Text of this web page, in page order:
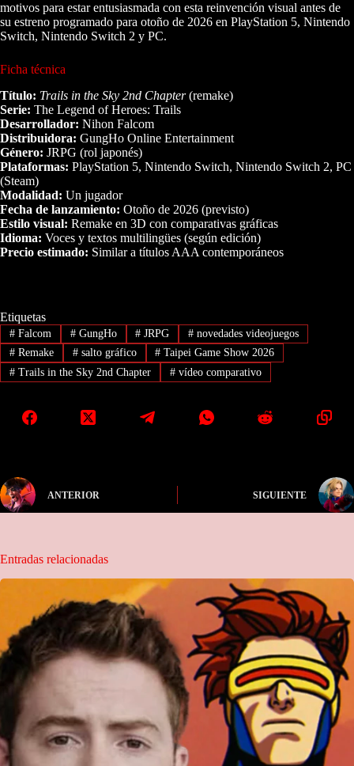
motivos para estar entusiasmada con esta reinvención visual antes de
su estreno programado para otoño de 2026 en PlayStation 5, Nintendo
Switch, Nintendo Switch 2 y PC.
Ficha técnica
Título: Trails in the Sky 2nd Chapter(remake)
Serie: The Legend of Heroes: Trails
Desarrollador: Nihon Falcom
Distribuidora: GungHo Online Entertainment
Género: JRPG (rol japonés)
Plataformas: PlayStation 5, Nintendo Switch, Nintendo Switch 2, PC
(Steam)
Modalidad: Un jugador
Fecha de lanzamiento: Otoño de 2026 (previsto)
Estilo visual: Remake en 3D con comparativas gráficas
Idioma: Voces y textos multilingües (según edición)
Precio estimado: Similar a títulos AAA contemporáneos
Etiquetas
#Falcom #GungHo # JRPG # novedades videojuegos
#Remake #salto gráfico # Taipei Game Show 2026
#Trails in the Sky 2nd Chapter #vídeo comparativo
ANTERIOR SIGUIENTE
Entradas relacionadas